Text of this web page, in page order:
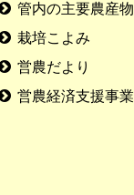
管内の主要農産物
栽培こよみ
営農だより
営農経済支援事業